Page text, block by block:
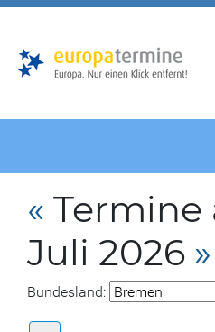
« Termine
Juli 2026 »
Bundesland: